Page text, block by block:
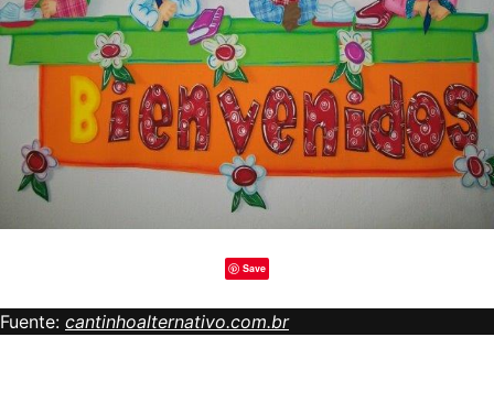
Save
Fuente: cantinhoalternativo.com.br